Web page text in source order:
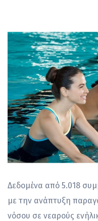
Δεδομένα από 5.018
με την ανάπτυξη
νόσου σε νεαρούς